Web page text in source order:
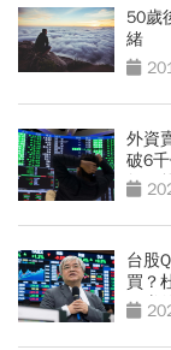
50歲
緒
外資
破6
無可
台股
買？
好賺